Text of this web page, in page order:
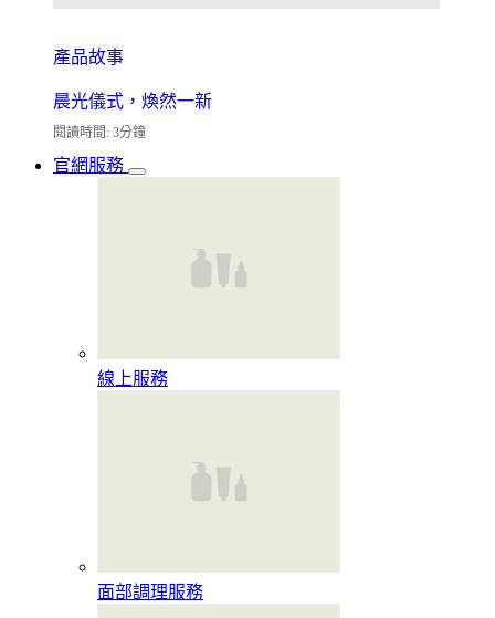
產品故事
晨光儀式，煥然一新
閱讀時間: 3分鐘
官網服務
線上服務
面部調理服務